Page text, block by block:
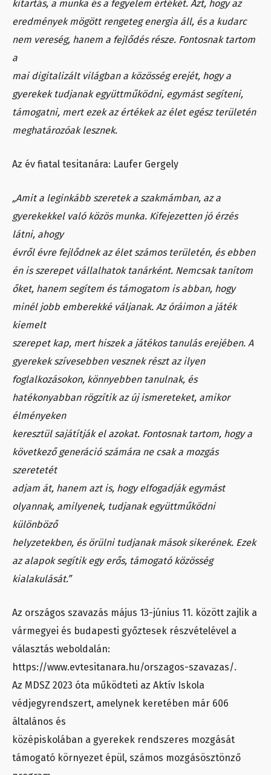
kitartás, a munka és a fegyelem értékét. Azt, hogy az
eredmények mögött rengeteg energia áll, és a kudarc
nem vereség, hanem a fejlődés része. Fontosnak tartom
a
mai digitalizált világban a közösség erejét, hogy a
gyerekek tudjanak együttműködni, egymást segíteni,
támogatni, mert ezek az értékek az élet egész területén
meghatározóak lesznek.
Az év fiatal tesitanára: Laufer Gergely
„Amit a leginkább szeretek a szakmámban, az a
gyerekekkel való közös munka. Kifejezetten jó érzés
látni, ahogy
évről évre fejlődnek az élet számos területén, és ebben
én is szerepet vállalhatok tanárként. Nemcsak tanítom
őket, hanem segítem és támogatom is abban, hogy
minél jobb emberekké váljanak. Az óráimon a játék
kiemelt
szerepet kap, mert hiszek a játékos tanulás erejében. A
gyerekek szívesebben vesznek részt az ilyen
foglalkozásokon, könnyebben tanulnak, és
hatékonyabban rögzítik az új ismereteket, amikor
élményeken
keresztül sajátítják el azokat. Fontosnak tartom, hogy a
következő generáció számára ne csak a mozgás
szeretetét
adjam át, hanem azt is, hogy elfogadják egymást
olyannak, amilyenek, tudjanak együttműködni
különböző
helyzetekben, és örülni tudjanak mások sikerének. Ezek
az alapok segítik egy erős, támogató közösség
kialakulását.”
Az országos szavazás május 13-június 11. között zajlik a
vármegyei és budapesti győztesek részvételével a
választás weboldalán:
https://www.evtesitanara.hu/orszagos-szavazas/.
Az MDSZ 2023 óta működteti az Aktív Iskola
védjegyrendszert, amelynek keretében már 606
általános és
középiskolában a gyerekek rendszeres mozgását
támogató környezet épül, számos mozgásösztönző